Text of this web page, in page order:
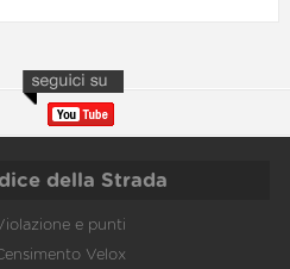
della Strada
e punti
Velox